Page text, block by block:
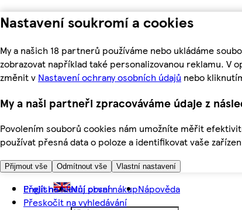
Nastavení soukromí a cookies
My a našich 18 partnerů používáme nebo ukládáme
zobrazovat například také personalizovanou reklamu. V
změnit v Nastavení ochrany osobních údajů nebo
My a naši partneři zpracováváme údaje z
Povolením souborů cookies nám umožníte měřit
používat přesná data o poloze a identifikovat vaše
Přijmout vše Odmítnout vše Vlastní nastavení
Přejít na hlavní obsah
Přeskočit na vyhledávání
English Můj první nákupNápověda